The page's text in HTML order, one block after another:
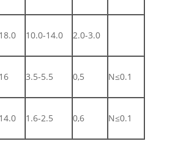
10.0-14.0 2.0-3.0
3.5-5.5 0,5 N≤0.1
1.6-2.5 0,6 N≤0.1